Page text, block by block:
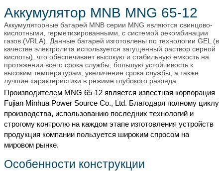
Аккумулятор MNB MNG 65-12
Аккумуляторные батарей MNB серии MNG являются свинцово-
кислотными, герметизированными, с системой рекомбинации
газов (VRLA). Данные батарей изготовлены по технологии GEL (в
качестве электролита используется загущенный раствор серной
кислоты), что обеспечивает высокую и стабильную емкость на
протяжении всего срока службы, большую устойчивость к
высоким температурам, увеличение срока службы, а также
лучшие характеристики в режиме глубокого разряда.
Производителем MNG 65-12 является известная корпорация
Fujian Minhua Power Source Co., Ltd. Благодаря полному циклу
производства, использованию последних технологий и
строгому контролю на каждом этапе изготовления устройств
продукция компании пользуется широким спросом на
мировом рынке.
Особенности конструкции